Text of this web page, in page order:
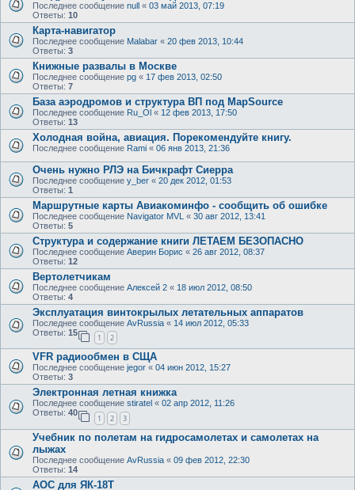
Последнее сообщение null « 03 май 2013, 07:19
Ответы: 10
Карта-навигатор
Последнее сообщение Malabar « 20 фев 2013, 10:44
Ответы: 3
Книжные развалы в Москве
Последнее сообщение pg « 17 фев 2013, 02:50
Ответы: 7
База аэродромов и структура ВП под MapSource
Последнее сообщение Ru_Ol « 12 фев 2013, 17:50
Ответы: 13
Холодная война, авиация. Порекомендуйте книгу.
Последнее сообщение Rami « 06 янв 2013, 21:36
Очень нужно РЛЭ на Бичкрафт Сиерра
Последнее сообщение y_ber « 20 дек 2012, 01:53
Ответы: 1
Маршрутные карты Авиакоминфо - сообщить об ошибке
Последнее сообщение Navigator MVL « 30 авг 2012, 13:41
Ответы: 5
Структура и содержание книги ЛЕТАЕМ БЕЗОПАСНО
Последнее сообщение Аверин Борис « 26 авг 2012, 08:37
Ответы: 12
Вертолетчикам
Последнее сообщение Алексей 2 « 18 июл 2012, 08:50
Ответы: 4
Эксплуатация винтокрылых летательных аппаратов
Последнее сообщение AvRussia « 14 июл 2012, 05:33
Ответы: 15
1 2
VFR радиообмен в СЩА
Последнее сообщение jegor « 04 июн 2012, 15:27
Ответы: 3
Электронная летная книжка
Последнее сообщение stiratel « 02 апр 2012, 11:26
Ответы: 40
1 2 3
Учебник по полетам на гидросамолетах и самолетах на
лыжах
Последнее сообщение AvRussia « 09 фев 2012, 22:30
Ответы: 14
АОС для ЯК-18Т